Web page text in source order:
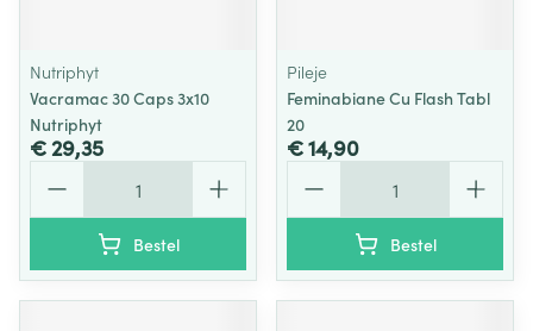
Nutriphyt
Vacramac 30 Caps 3x10
Nutriphyt
€ 29,35
Bestel
Pileje
Feminabiane Cu Flash Tabl
20
€ 14,90
Bestel